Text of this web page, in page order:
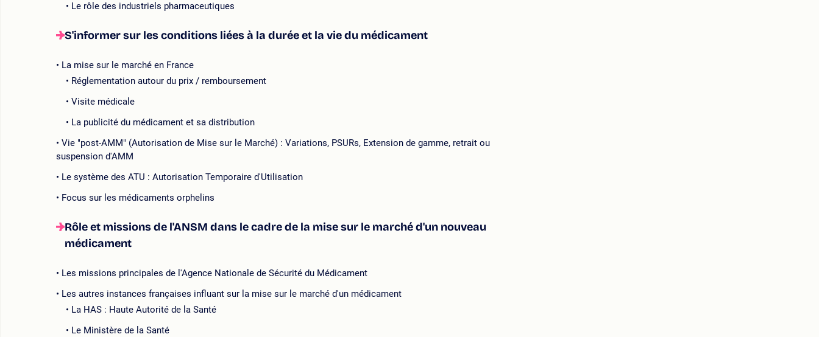
Le rôle des industriels pharmaceutiques
S'informer sur les conditions liées à la durée et la vie du médicament
La mise sur le marché en France
Réglementation autour du prix / remboursement
Visite médicale
La publicité du médicament et sa distribution
Vie "post-AMM" (Autorisation de Mise sur le Marché) : Variations, PSURs, Extension de gamme, retrait ou
suspension d'AMM
Le système des ATU : Autorisation Temporaire d'Utilisation
Focus sur les médicaments orphelins
Rôle et missions de l'ANSM dans le cadre de la mise sur le marché d'un nouveau
médicament
Les missions principales de l'Agence Nationale de Sécurité du Médicament
Les autres instances françaises influant sur la mise sur le marché d'un médicament
La HAS : Haute Autorité de la Santé
Le Ministère de la Santé